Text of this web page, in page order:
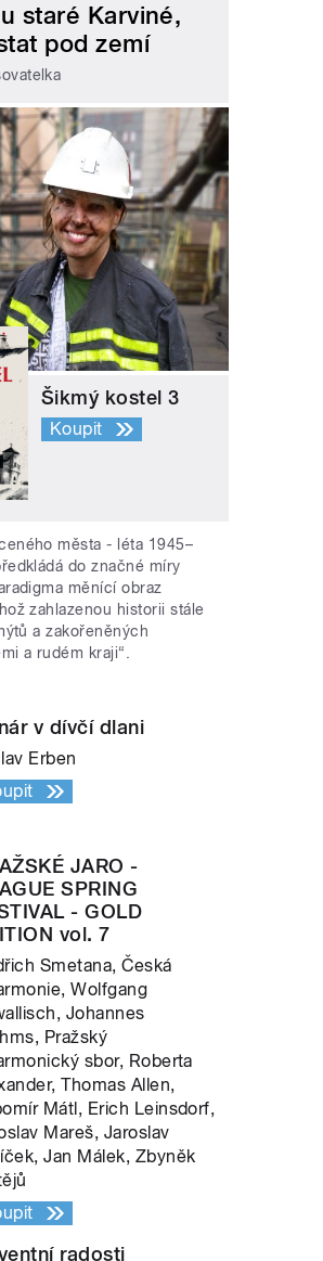
staré Karviné,
pod zemí
Šikmý kostel 3
Koupit
města - léta 1945–
do značné míry
měnící obraz
zahlazenou historii stále
a zakořeněných
a rudém kraji“.
v dívčí dlani
Erben
JARO -
SPRING
- GOLD
vol. 7
Smetana, Česká
Wolfgang
Johannes
Pražský
sbor, Roberta
Thomas Allen,
Mátl, Erich Leinsdorf,
Mareš, Jaroslav
Jan Málek, Zbyněk
radosti